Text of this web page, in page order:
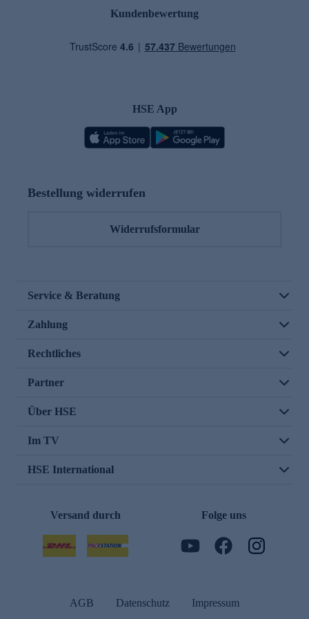
Kundenbewertung
HSE App
Bestellung widerrufen
Widerrufsformular
Service & Beratung
Zahlung
Rechtliches
Partner
Über HSE
Im TV
HSE International
Versand durch Folge uns
AGB Datenschutz Impressum